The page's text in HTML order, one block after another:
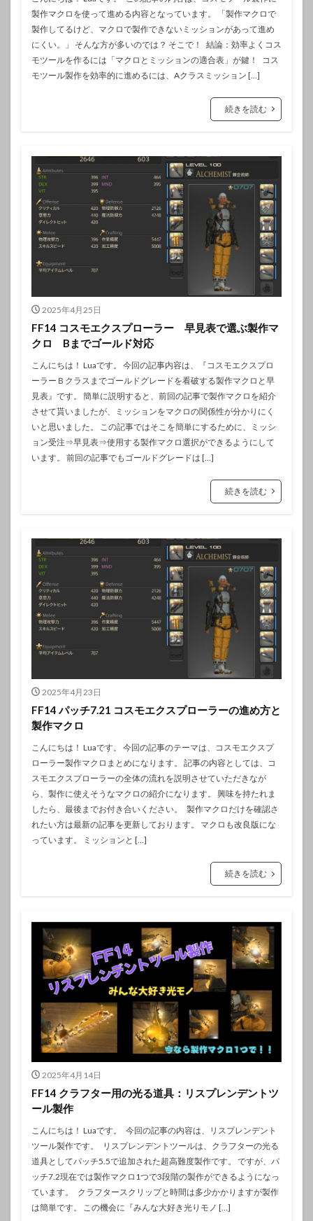
製作マクロを使って進める内容となっています。 「製作マクロで
製作してるけど、マクロで製作できないミッションがあって進め
にくい。」 そんな方が多いのでは？ そこで！ 結論：効率よくコス
モツールを作るには「マクロとミッションの適合表」が鍵！ コス
モツール製作を効率的に進めるには、Aクラスミッション […]
続きを読む
2025年4月25日
FF14 コスモエクスプローラー 早見表で選ぶ製作マ
クロ Bまでゴールド対応
こんにちは！ Luaです。 今回の記事内容は、『コスモエクスプロ
ーラーＢクラスまでゴールドグレードを看破する製作マクロと早
見表』です。 簡単に説明すると、前回の記事で製作マクロを紹介
させて貰いましたが、ミッションをマクロの関係性が分かりにく
いと思いました。 この記事ではそこを簡単にするために、ミッシ
ョン受注⇒早見表⇒使用する製作マクロ選択ができるようにして
います。 前回の記事でもゴールドグレードは […]
続きを読む
2025年4月23日
FF14 パッチ7.21 コスモエクスプローラーの進め方と
製作マクロ
こんにちは！ Luaです。 今回の記事のテーマは、コスモエクスプ
ローラー製作マクロまとめになります。 記事の内容としては、コ
スモエクスプローラーの全体の流れを説明させていただきなが
ら、製作に使えそうなマクロの紹介になります。 興味を持たれま
したら、最後までお付き合いください。 製作マクロだけを確認さ
れたい方は最新の記事を更新しております。 マクロも改良版にな
っています。 ミッションと […]
続きを読む
2025年4月14日
FF14 クラフター用の光る道具：リスプレンデントツ
ール製作
こんにちは！ Luaです。 今回の記事の内容は、リスプレンデント
ツール製作です。 リスプレンデントツールは、クラフターの光る
道具としてパッチ5.5で追加された超高難度製作です。 ですが、パ
ッチ7.2現在では製作マクロ1つで3段階の製作ができるようになっ
ています。 クラフタースクリップと時間は多少かかりますが製作
は簡単です。 この機会に『みんな大好き光りモノ […]